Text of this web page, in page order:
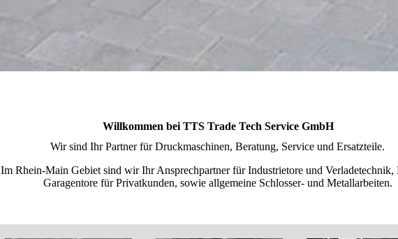
Willkommen bei TTS Trade Tech Service GmbH
Wir sind Ihr Partner für Druckmaschinen, Beratung, Service und Ersatzteile.
Im Rhein-Main Gebiet sind wir Ihr Ansprechpartner für Industrietore und Verladetechnik,
Garagentore für Privatkunden, sowie allgemeine Schlosser- und Metallarbeiten.